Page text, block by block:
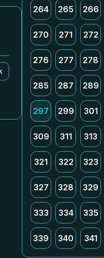
264 265 266
270 271 272
276 277 278
285 287 289
297 299 301
309 311 313
321 322 323
327 328 329
333 334 335
339 340 341